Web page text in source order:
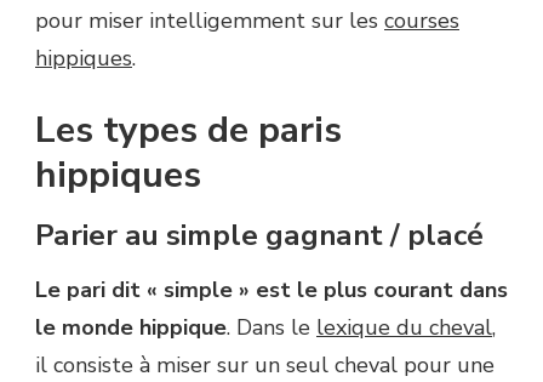
pour miser intelligemment sur les courses
hippiques.
Les types de paris
hippiques
Parier au simple gagnant / placé
Le pari dit « simple » est le plus courant dans
le monde hippique. Dans le lexique du cheval,
il consiste à miser sur un seul cheval pour une